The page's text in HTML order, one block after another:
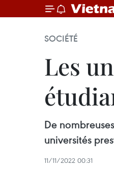
SOCIÉTÉ
Les
De
universités
11/11/2022 00:31